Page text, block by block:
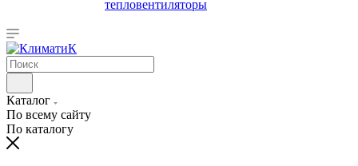
тепловентиляторы
Каталог
По всему сайту
По каталогу